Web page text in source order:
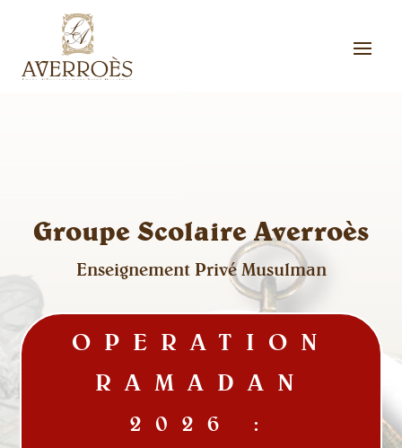
Groupe Scolaire Averroès
Enseignement Privé Musulman
OPERATION
RAMADAN
2026 :